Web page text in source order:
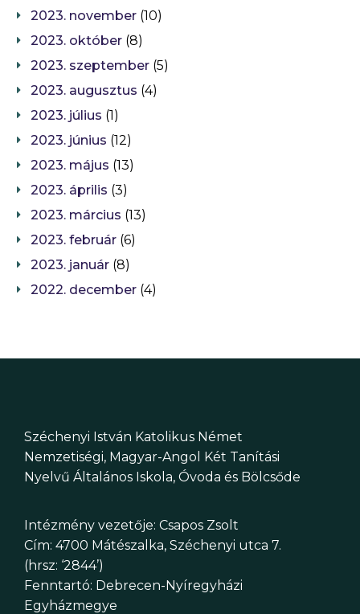
2023. november (10)
2023. október (8)
2023. szeptember (5)
2023. augusztus (4)
2023. július (1)
2023. június (12)
2023. május (13)
2023. április (3)
2023. március (13)
2023. február (6)
2023. január (8)
2022. december (4)
Széchenyi István Katolikus Német
Nemzetiségi, Magyar-Angol Két Tanítási
Nyelvű Általános Iskola, Óvoda és Bölcsőde
Intézmény vezetője: Csapos Zsolt
Cím: 4700 Mátészalka, Széchenyi utca 7.
(hrsz: ‘2844’)
Fenntartó: Debrecen-Nyíregyházi
Egyházmegye